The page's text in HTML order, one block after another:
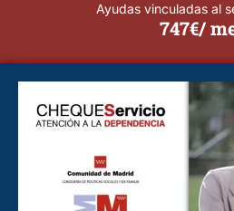
Calidad, Seguridad,
Tu bienestar y el de tus seres
Cuidado de
Cuidado de
Ayudas vinculadas al
747€/